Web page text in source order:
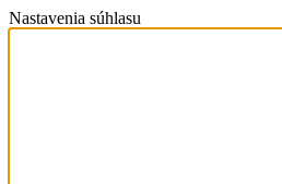
Nastavenia súhlasu